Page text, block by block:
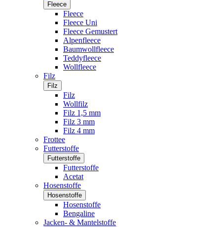
Fleece
Fleece
Fleece Uni
Fleece Gemustert
Alpenfleece
Baumwollfleece
Teddyfleece
Wollfleece
Filz
Filz
Filz
Wollfilz
Filz 1,5 mm
Filz 3 mm
Filz 4 mm
Frottee
Futterstoffe
Futterstoffe
Futterstoffe
Acetat
Hosenstoffe
Hosenstoffe
Hosenstoffe
Bengaline
Jacken- & Mantelstoffe